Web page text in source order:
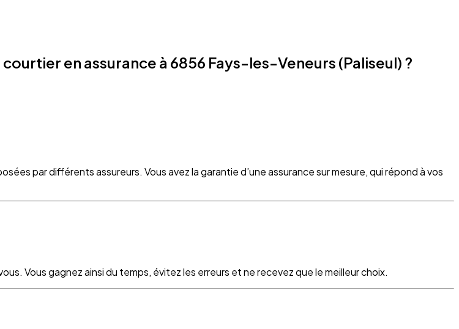
en assurance à 6856 Fays-les-Veneurs (Paliseul) ?
par différents assureurs. Vous avez la garantie d’une assurance sur mesure, qui répond à vos
Vous gagnez ainsi du temps, évitez les erreurs et ne recevez que le meilleur choix.